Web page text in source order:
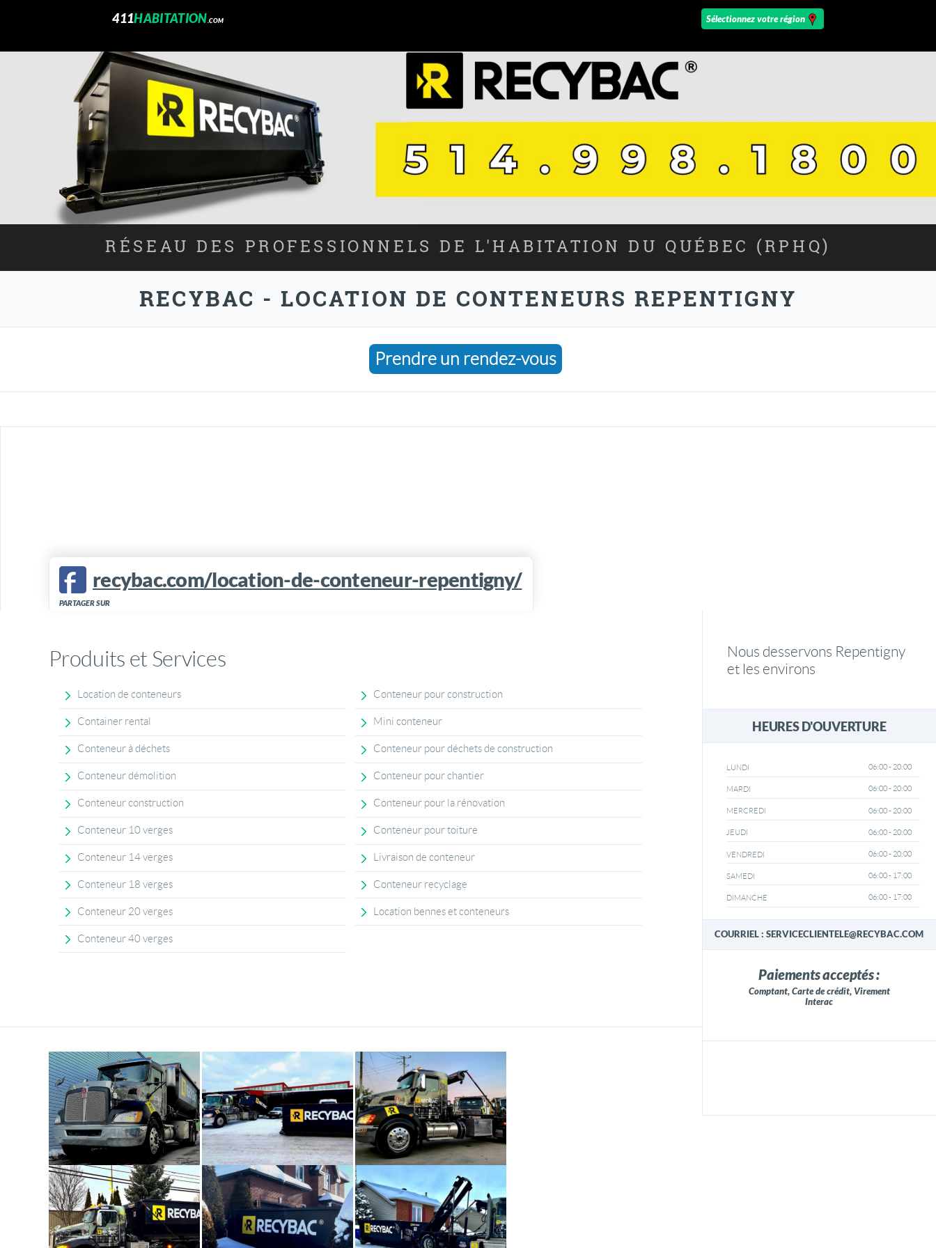
411HABITATION .COM
RÉSEAU DES PROFESSIONNELS DE L'HABITATION DU QUÉBEC (RPHQ)
RECYBAC - LOCATION DE CONTENEURS REPENTIGNY
Prendre un rendez-vous
recybac.com/location-de-conteneur-repentigny/
PARTAGER SUR
Produits et Services
Location de conteneurs
Container rental
Conteneur à déchets
Conteneur démolition
Conteneur construction
Conteneur 10 verges
Conteneur 14 verges
Conteneur 18 verges
Conteneur 20 verges
Conteneur 40 verges
Conteneur pour construction
Mini conteneur
Conteneur pour déchets de construction
Conteneur pour chantier
Conteneur pour la rénovation
Conteneur pour toiture
Livraison de conteneur
Conteneur recyclage
Location bennes et conteneurs
Nous desservons Repentigny
et les environs
HEURES D'OUVERTURE
LUNDI 06:00 - 20:00
MARDI 06:00 - 20:00
MERCREDI 06:00 - 20:00
JEUDI 06:00 - 20:00
VENDREDI 06:00 - 20:00
SAMEDI 06:00 - 17:00
DIMANCHE 06:00 - 17:00
COURRIEL : SERVICECLIENTELE@RECYBAC.COM
Paiements acceptés :
Comptant, Carte de crédit, Virement
Interac